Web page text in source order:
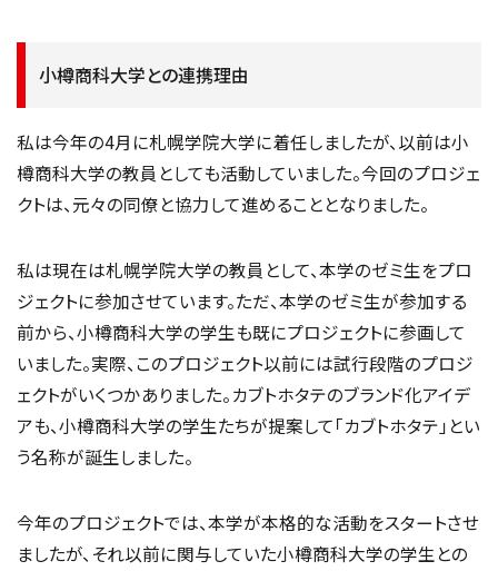
小樽商科大学との連携理由
私は今年の4月に札幌学院大学に着任しましたが、以前は小
樽商科大学の教員としても活動していました。今回のプロジェ
クトは、元々の同僚と協力して進めることとなりました。
私は現在は札幌学院大学の教員として、本学のゼミ生をプロ
ジェクトに参加させています。ただ、本学のゼミ生が参加する
前から、小樽商科大学の学生も既にプロジェクトに参画して
いました。実際、このプロジェクト以前には試行段階のプロジ
ェクトがいくつかありました。カブトホタテのブランド化アイデ
アも、小樽商科大学の学生たちが提案して「カブトホタテ」とい
う名称が誕生しました。
今年のプロジェクトでは、本学が本格的な活動をスタートさせ
ましたが、それ以前に関与していた小樽商科大学の学生との